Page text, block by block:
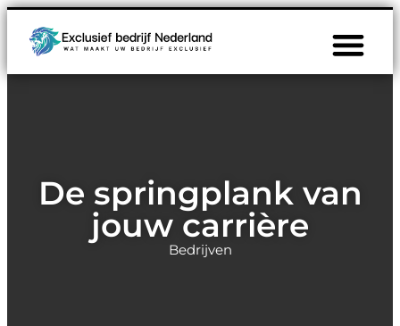
De springplank van
jouw carrière
Bedrijven